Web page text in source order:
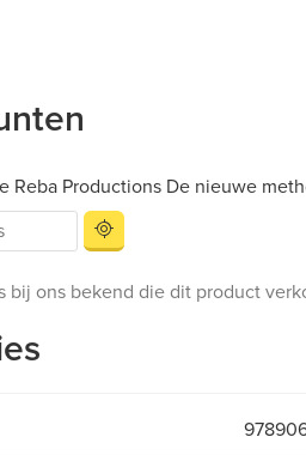
Reba Productions De nieuwe
bij ons bekend die dit product